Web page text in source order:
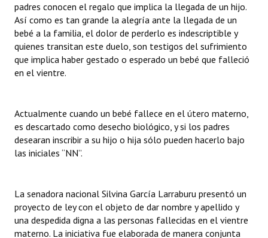
NORMATIVA
Comunicaciones
Declaraciones
Resoluciones de Presidencia
INSTITUCIONAL
Noticias Destacadas
Registros y Distinciones
padres conocen el regalo que implica la llegada de un hijo.
Así como es tan grande la alegría ante la llegada de un
bebé a la familia, el dolor de perderlo es indescriptible y
quienes transitan este duelo, son testigos del sufrimiento
que implica haber gestado o esperado un bebé que falleció
en el vientre.
Actualmente cuando un bebé fallece en el útero materno,
es descartado como desecho biológico, y si los padres
desearan inscribir a su hijo o hija sólo pueden hacerlo bajo
las iniciales “NN”.
La senadora nacional Silvina García Larraburu presentó un
proyecto de ley con el objeto de dar nombre y apellido y
una despedida digna a las personas fallecidas en el vientre
materno. La iniciativa fue elaborada de manera conjunta